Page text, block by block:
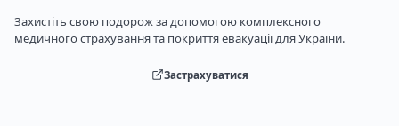
Захистіть свою подорож за допомогою комплексного
медичного страхування та покриття евакуації для України.
Застрахуватися